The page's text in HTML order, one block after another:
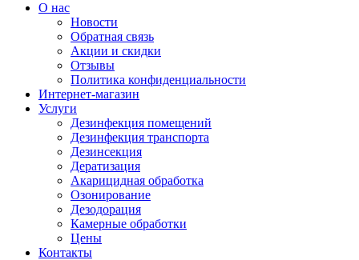
О нас
Новости
Обратная связь
Акции и скидки
Отзывы
Политика конфиденциальности
Интернет-магазин
Услуги
Дезинфекция помещений
Дезинфекция транспорта
Дезинсекция
Дератизация
Акарицидная обработка
Озонирование
Дезодорация
Камерные обработки
Цены
Контакты